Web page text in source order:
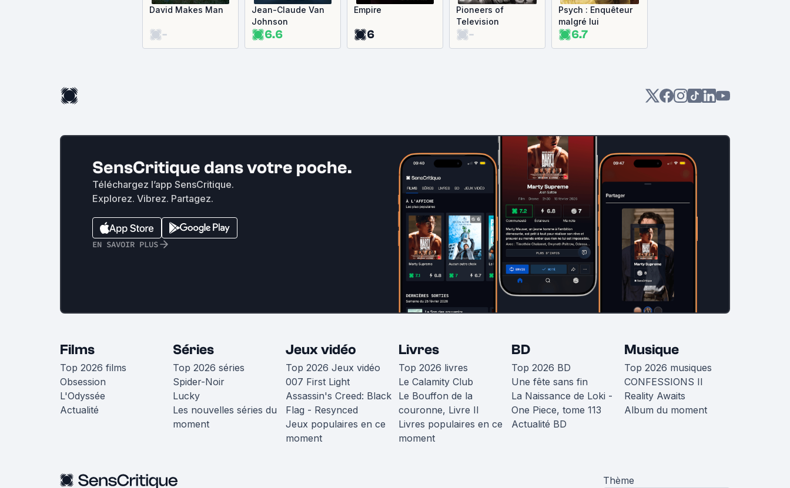
David Makes Man
-
Jean-Claude Van
Johnson
6.6
Empire
6
Pioneers of
Television
-
Psych : Enquêteur
malgré lui
6.7
SensCritique dans votre poche.
Téléchargez l’app SensCritique.
Explorez. Vibrez. Partagez.
EN SAVOIR PLUS
Films
Top 2026 films
Obsession
L'Odyssée
Actualité
Séries
Top 2026 séries
Spider-Noir
Lucky
Les nouvelles séries du
moment
Jeux vidéo
Top 2026 Jeux vidéo
007 First Light
Assassin's Creed: Black
Flag - Resynced
Jeux populaires en ce
moment
Livres
Top 2026 livres
Le Calamity Club
Le Bouffon de la
couronne, Livre II
Livres populaires en ce
moment
BD
Top 2026 BD
Une fête sans fin
La Naissance de Loki -
One Piece, tome 113
Actualité BD
Musique
Top 2026 musiques
CONFESSIONS II
Reality Awaits
Album du moment
Thème